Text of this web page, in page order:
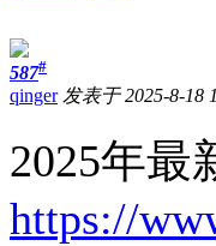
587#
qinger 发表于 2025-8-18
2025年最
https://